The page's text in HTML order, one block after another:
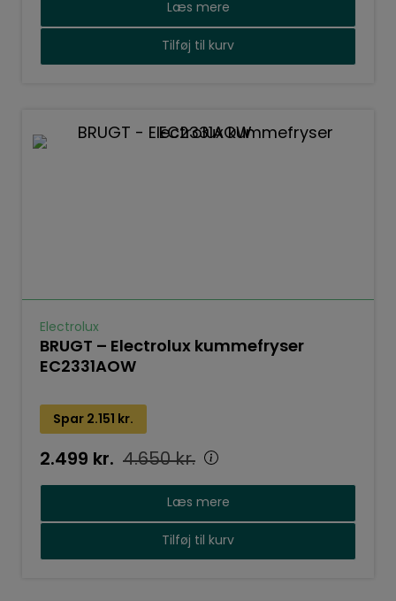
Læs mere
Tilføj til kurv
Electrolux
BRUGT – Electrolux kummefryser
EC2331AOW
Spar 2.151 kr.
4.650kr.
2.499 kr.
Læs mere
Tilføj til kurv